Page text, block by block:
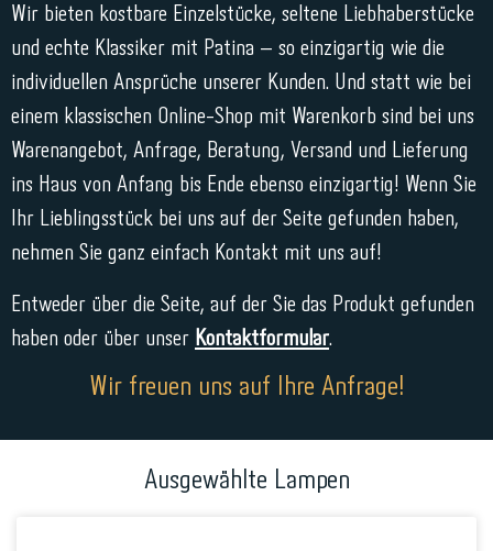
Wir bieten kostbare Einzelstücke, seltene Liebhaberstücke
und echte Klassiker mit Patina – so einzigartig wie die
individuellen Ansprüche unserer Kunden. Und statt wie bei
einem klassischen Online-Shop mit Warenkorb sind bei uns
Warenangebot, Anfrage, Beratung, Versand und Lieferung
ins Haus von Anfang bis Ende ebenso einzigartig! Wenn Sie
Ihr Lieblingsstück bei uns auf der Seite gefunden haben,
nehmen Sie ganz einfach Kontakt mit uns auf!
Entweder über die Seite, auf der Sie das Produkt gefunden
haben oder über unser Kontaktformular.
Wir freuen uns auf Ihre Anfrage!
Ausgewählte Lampen